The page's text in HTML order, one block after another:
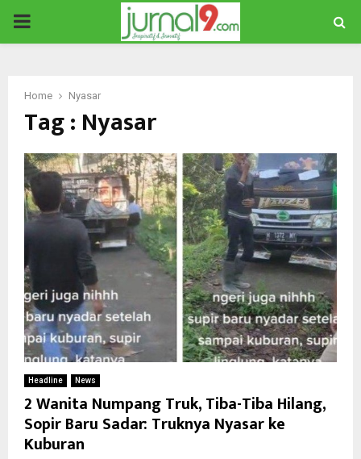
PRIMARY
Home Nyasar
Tag : Nyasar
Headline News
2 Wanita Numpang Truk, Tiba-Tiba Hilang,
Sopir Baru Sadar: Truknya Nyasar ke
Kuburan